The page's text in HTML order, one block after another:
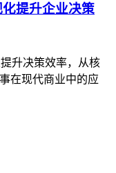
提升企业决策
升决策效率，从核
在现代商业中的应